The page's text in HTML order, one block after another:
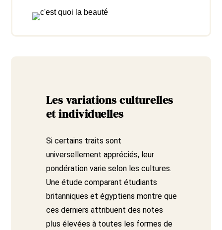
Les variations culturelles
et individuelles
Si certains traits sont
universellement appréciés, leur
pondération varie selon les cultures.
Une étude comparant étudiants
britanniques et égyptiens montre que
ces derniers attribuent des notes
plus élevées à toutes les formes de